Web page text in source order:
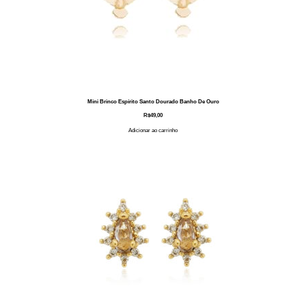
Mini Brinco Espírito Santo Dourado Banho De Ouro
R$49,00
Adicionar ao carrinho